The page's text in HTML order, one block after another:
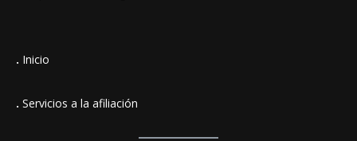
. Inicio
. Servicios a la afiliación